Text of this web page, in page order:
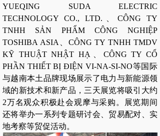
YUEQING SUDA ELECTRIC
TECHNOLOGY CO., LTD.、CÔNG TY
TNHH SẢN PHẨM CÔNG NGHIỆP
TOSHIBA ASIA、CÔNG TY TNHH TMDV
KỸ THUẬT NHẬT HẠ、CÔNG TY CỔ
PHẦN THIẾT BỊ ĐIỆN VI-NA-SI-NO等国际
与越南本土品牌现场展示了电力与新能源领
域的新技术和新产品，三天展览将吸引大约
2万名观众积极赴会观摩与采购。展览期间
还将举办一系列专题研讨会、贸易配对、实
地考察等贸促活动。